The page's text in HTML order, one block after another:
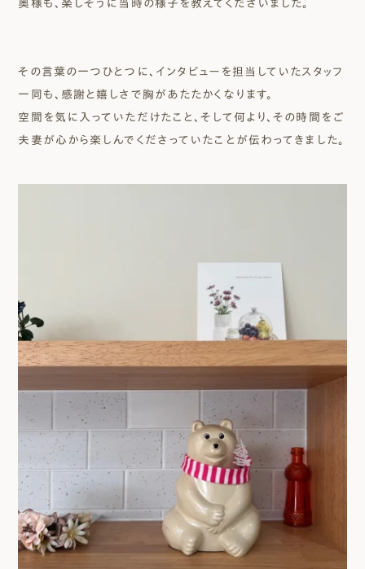
奥様も、楽しそうに当時の様子を教えてくださいました。
その言葉の一つひとつに、インタビューを担当していたスタッフ
一同も、感謝と嬉しさで胸があたたかくなります。
空間を気に入っていただけたこと、そして何より、その時間をご
夫妻が心から楽しんでくださっていたことが伝わってきました。